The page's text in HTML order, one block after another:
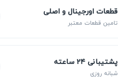
قطعات اورجینال و اصلی
تامین قطعات معتبر
پشتیبانی ۲۴ ساعته
شبانه روزی